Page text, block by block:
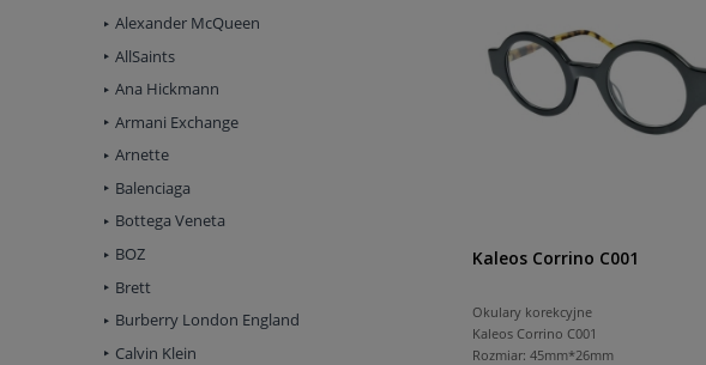
Alexander McQueen
AllSaints
Ana Hickmann
Armani Exchange
Arnette
Balenciaga
Bottega Veneta
BOZ
Brett
Burberry London England
Calvin Klein
Kaleos Corrino C001
Okulary korekcyjne
Kaleos Corrino C001
Rozmiar: 45mm*26mm